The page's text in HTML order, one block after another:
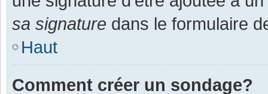
sa signature dans le formulaire
Haut
Comment créer un sondage?